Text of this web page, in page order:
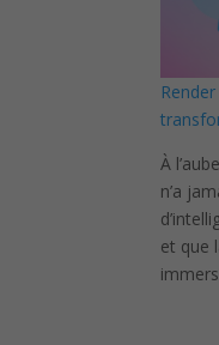
À
n’a
et que